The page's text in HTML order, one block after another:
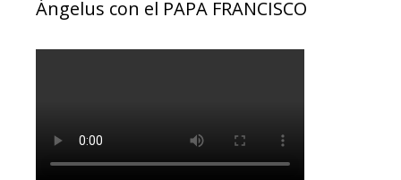
Ángelus con el PAPA FRANCISCO